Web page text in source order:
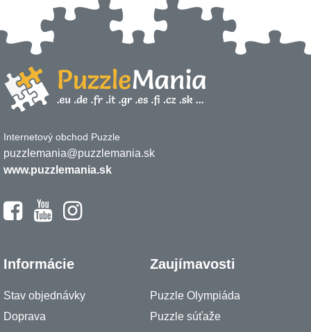
Internetový obchod Puzzle
puzzlemania@puzzlemania.sk
www.puzzlemania.sk
Informácie
Stav objednávky
Doprava
Zaujímavosti
Puzzle Olympiáda
Puzzle súťaže